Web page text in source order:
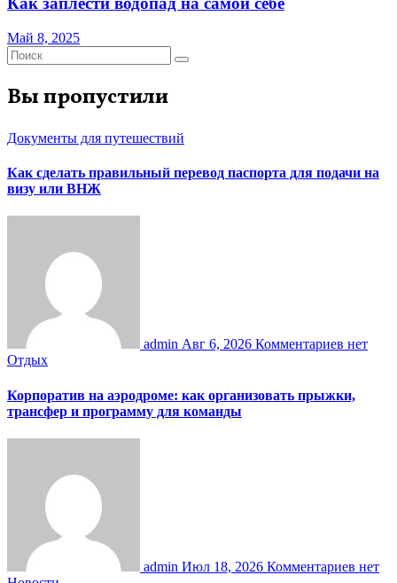
Май 8, 2025
Вы пропустили
Документы для путешествий
Как сделать правильный перевод паспорта для подачи на
визу или ВНЖ
admin Авг 6, 2026 Комментариев нет
Отдых
Корпоратив на аэродроме: как организовать прыжки,
трансфер и программу для команды
admin Июл 18, 2026 Комментариев нет